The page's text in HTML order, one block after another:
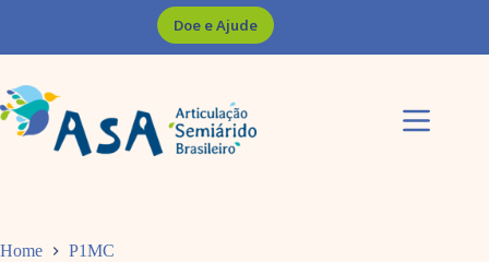
Doe e Ajude
Home P1MC